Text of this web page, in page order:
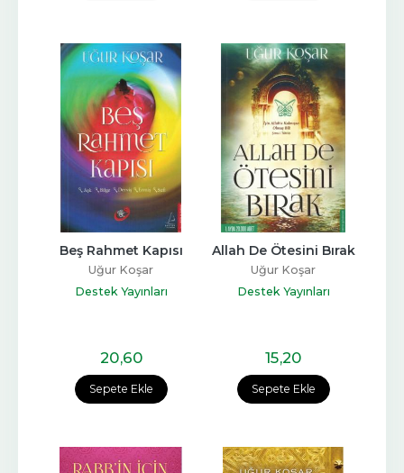
Sepete Ekle
Beş Rahmet Kapısı
Uğur Koşar
Destek Yayınları
20,60
Sepete Ekle
Allah De Ötesini Bırak
Uğur Koşar
Destek Yayınları
15,20